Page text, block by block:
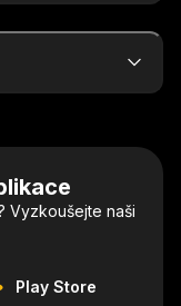
Vyzkoušejte naši
Play Store